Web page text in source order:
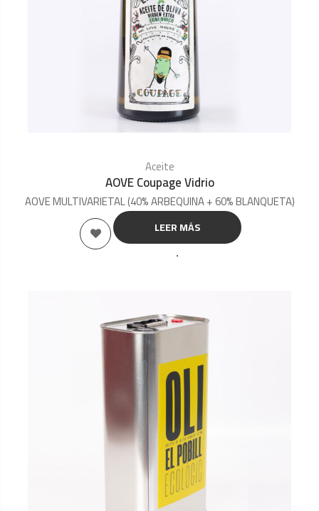
Aceite
AOVE Coupage Vidrio
AOVE MULTIVARIETAL (40% ARBEQUINA + 60% BLANQUETA)
LEER MÁS